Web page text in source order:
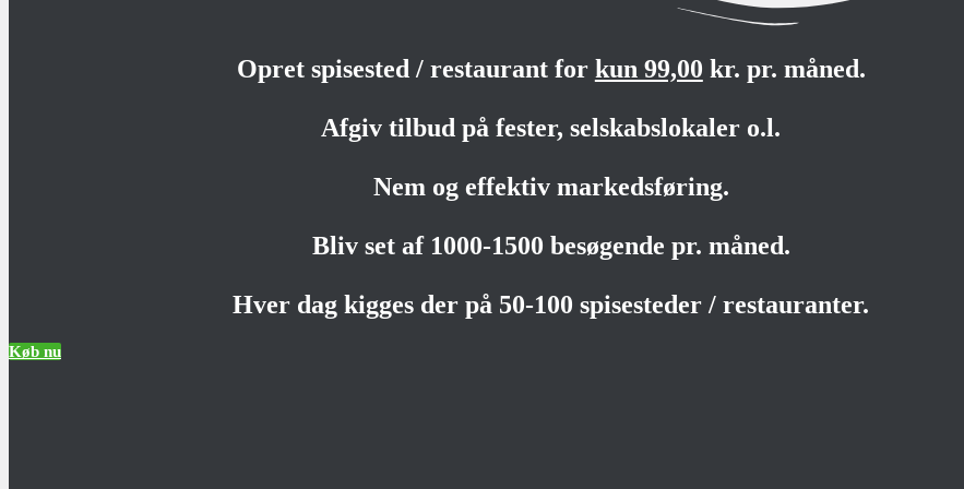
Opret spisested / restaurant for kun 99,00 kr. pr. måned.
Afgiv tilbud på fester, selskabslokaler o.l.
Nem og effektiv markedsføring.
Bliv set af 1000-1500 besøgende pr. måned.
Hver dag kigges der på 50-100 spisesteder / restauranter.
Køb nu